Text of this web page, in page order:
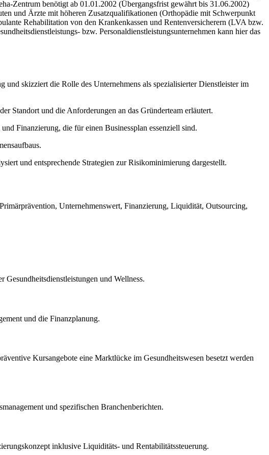
Zentrum benötigt ab 01.01.2002 (Übergangsfrist gewährt bis 31.06.2002)
und Ärzte mit höheren Zusatzqualifikationen (Orthopädie mit Schwerpunkt
Rehabilitation von den Krankenkassen und Rentenversicherern (LVA bzw.
bzw. Personaldienstleistungsunternehmen kann hier das
skizziert die Rolle des Unternehmens als spezialisierter Dienstleister im
Standort und die Anforderungen an das Gründerteam erläutert.
Finanzierung, die für einen Businessplan essenziell sind.
und entsprechende Strategien zur Risikominimierung dargestellt.
Unternehmenswert, Finanzierung, Liquidität, Outsourcing,
Gesundheitsdienstleistungen und Wellness.
und die Finanzplanung.
Kursangebote eine Marktlücke im Gesundheitswesen besetzt werden
und spezifischen Branchenberichten.
inklusive Liquiditäts- und Rentabilitätssteuerung.